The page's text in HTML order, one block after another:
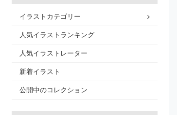
イラストカテゴリー
人気イラストランキング
人気イラストレーター
新着イラスト
公開中のコレクション